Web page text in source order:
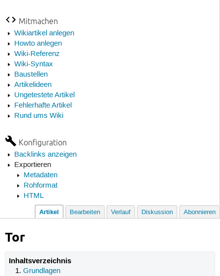
Mitmachen
Wikiartikel anlegen
Howto anlegen
Wiki-Referenz
Wiki-Syntax
Baustellen
Artikelideen
Ungetestete Artikel
Fehlerhafte Artikel
Rund ums Wiki
Konfiguration
Backlinks anzeigen
Exportieren
Metadaten
Rohformat
HTML
Artikel Bearbeiten Verlauf Diskussion Abonnieren
Tor
Inhaltsverzeichnis
Grundlagen